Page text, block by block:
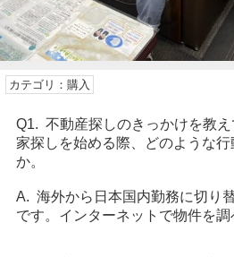
カテゴリ：購入
Q1. 不動産探しのきっかけを教
家探しを始める際、どのような
か。
A. 海外から日本国内勤務に切り
です。インターネットで物件を調